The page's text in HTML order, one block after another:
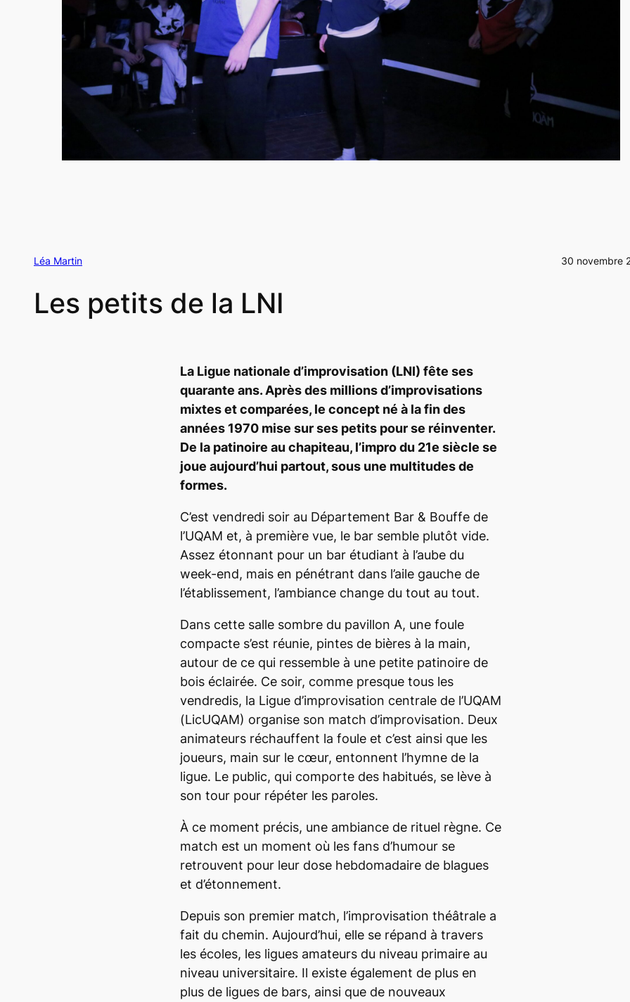
Léa Martin 30 novembre
Les petits de la LNI
La Ligue nationale d’improvisation (LNI) fête ses
quarante ans. Après des millions d’improvisations
mixtes et comparées, le concept né à la fin des
années 1970 mise sur ses petits pour se réinventer.
De la patinoire au chapiteau, l’impro du 21e siècle se
joue aujourd’hui partout, sous une multitudes de
formes.
C’est vendredi soir au Département Bar & Bouffe de
l’UQAM et, à première vue, le bar semble plutôt vide.
Assez étonnant pour un bar étudiant à l’aube du
week-end, mais en pénétrant dans l’aile gauche de
l’établissement, l’ambiance change du tout au tout.
Dans cette salle sombre du pavillon A, une foule
compacte s’est réunie, pintes de bières à la main,
autour de ce qui ressemble à une petite patinoire de
bois éclairée. Ce soir, comme presque tous les
vendredis, la Ligue d’improvisation centrale de l’UQAM
(LicUQAM) organise son match d’improvisation. Deux
animateurs réchauffent la foule et c’est ainsi que les
joueurs, main sur le cœur, entonnent l’hymne de la
ligue. Le public, qui comporte des habitués, se lève à
son tour pour répéter les paroles.
À ce moment précis, une ambiance de rituel règne. Ce
match est un moment où les fans d’humour se
retrouvent pour leur dose hebdomadaire de blagues
et d’étonnement.
Depuis son premier match, l’improvisation théâtrale a
fait du chemin. Aujourd’hui, elle se répand à travers
les écoles, les ligues amateurs du niveau primaire au
niveau universitaire. Il existe également de plus en
plus de ligues de bars, ainsi que de nouveaux